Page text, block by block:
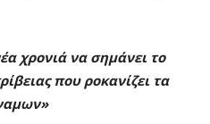
χρονιά να σημάνει το
που ροκανίζει τα